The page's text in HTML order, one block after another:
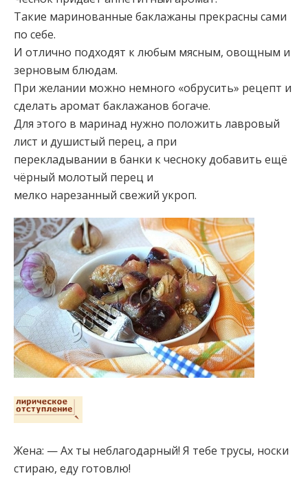
Такие маринованные баклажаны прекрасны сами
по себе.
И отлично подходят к любым мясным, овощным и
зерновым блюдам.
При желании можно немного «обрусить» рецепт и
сделать аромат баклажанов богаче.
Для этого в маринад нужно положить лавровый
лист и душистый перец, а при
перекладывании в банки к чесноку добавить ещё
чёрный молотый перец и
мелко нарезанный свежий укроп.
Жена: — Ах ты неблагодарный! Я тебе трусы, носки
стираю, еду готовлю!